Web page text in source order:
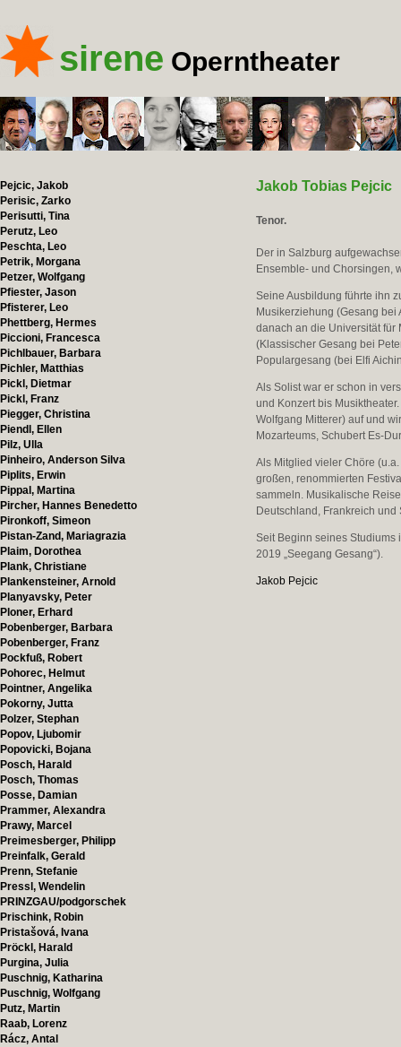
sirene Operntheater
Pejcic, Jakob
Perisic, Zarko
Perisutti, Tina
Perutz, Leo
Peschta, Leo
Petrik, Morgana
Petzer, Wolfgang
Pfiester, Jason
Pfisterer, Leo
Phettberg, Hermes
Piccioni, Francesca
Pichlbauer, Barbara
Pichler, Matthias
Pickl, Dietmar
Pickl, Franz
Piegger, Christina
Piendl, Ellen
Pilz, Ulla
Pinheiro, Anderson Silva
Piplits, Erwin
Pippal, Martina
Pircher, Hannes Benedetto
Pironkoff, Simeon
Pistan-Zand, Mariagrazia
Plaim, Dorothea
Plank, Christiane
Plankensteiner, Arnold
Planyavsky, Peter
Ploner, Erhard
Pobenberger, Barbara
Pobenberger, Franz
Pockfuß, Robert
Pohorec, Helmut
Pointner, Angelika
Pokorny, Jutta
Polzer, Stephan
Popov, Ljubomir
Popovicki, Bojana
Posch, Harald
Posch, Thomas
Posse, Damian
Prammer, Alexandra
Prawy, Marcel
Preimesberger, Philipp
Preinfalk, Gerald
Prenn, Stefanie
Pressl, Wendelin
PRINZGAU/podgorschek
Prischink, Robin
Pristašová, Ivana
Pröckl, Harald
Purgina, Julia
Puschnig, Katharina
Puschnig, Wolfgang
Putz, Martin
Raab, Lorenz
Rácz, Antal
Jakob Tobias Pejcic
Tenor.
Der in Salzburg
Ensemble- und Chorsingen,
Seine Ausbildung führte ihn
Musikerziehung (Gesang
danach an die Universität
(Klassischer Gesang bei
Populargesang (bei Elfi
Als Solist war er schon in
und Konzert bis
Wolfgang Mitterer) auf und
Mozarteums, Schubert Es-
Als Mitglied vieler Chöre
großen, renommierten
sammeln. Musikalische
Deutschland, Frankreich und
Seit Beginn seines Studiums
2019 „Seegang Gesang“).
Jakob Pejcic